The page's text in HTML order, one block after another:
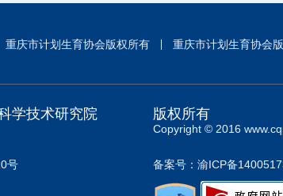
重庆市计划生育协会版权所有 重庆市计划生育协会
学技术研究院
号
版权所有
Copyright © 2016
备案号：渝ICP备